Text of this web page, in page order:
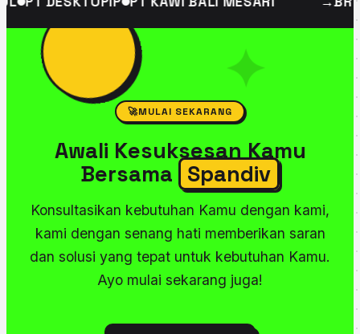
✦
🚀MULAI SEKARANG
Awali Kesuksesan Kamu
Bersama Spandiv
Konsultasikan kebutuhan Kamu dengan kami,
kami dengan senang hati memberikan saran
dan solusi yang tepat untuk kebutuhan Kamu.
Ayo mulai sekarang juga!